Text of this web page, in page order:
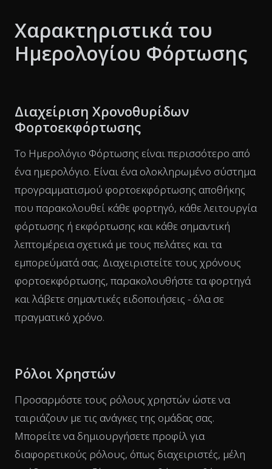
Χαρακτηριστικά του
Ημερολογίου Φόρτωσης
Διαχείριση Χρονοθυρίδων
Φορτοεκφόρτωσης
Το Ημερολόγιο Φόρτωσης είναι περισσότερο από
ένα ημερολόγιο. Είναι ένα ολοκληρωμένο σύστημα
προγραμματισμού φορτοεκφόρτωσης αποθήκης
που παρακολουθεί κάθε φορτηγό, κάθε λειτουργία
φόρτωσης ή εκφόρτωσης και κάθε σημαντική
λεπτομέρεια σχετικά με τους πελάτες και τα
εμπορεύματά σας. Διαχειριστείτε τους χρόνους
φορτοεκφόρτωσης, παρακολουθήστε τα φορτηγά
και λάβετε σημαντικές ειδοποιήσεις - όλα σε
πραγματικό χρόνο.
Ρόλοι Χρηστών
Προσαρμόστε τους ρόλους χρηστών ώστε να
ταιριάζουν με τις ανάγκες της ομάδας σας.
Μπορείτε να δημιουργήσετε προφίλ για
διαφορετικούς ρόλους, όπως διαχειριστές, μέλη